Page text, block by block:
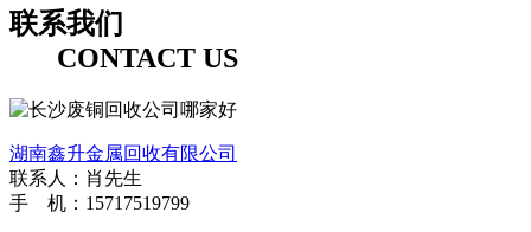
联系我们
CONTACT US
湖南鑫升金属回收有限公司
联系人：肖先生
手 机：15717519799